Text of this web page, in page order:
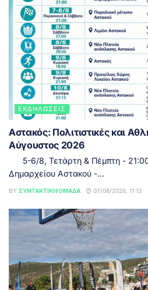
ΕΚΔΗΛΏΣΕΙΣ
Αστακός: Πολιτιστικές και
Αύγουστος 2026
5-6/8, Τετάρτη & Πέμπτη -
Δημαρχείου Αστακού -...
BY ΣΥΝΤΑΚΤΙΚΉ ΟΜΆΔΑ 07/08/2026, 11:13